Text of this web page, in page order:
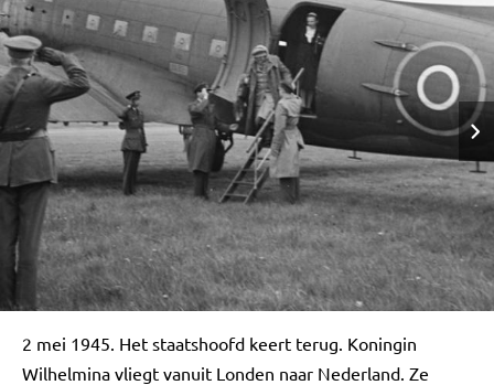
2 mei 1945. Het staatshoofd keert terug. Koningin
Wilhelmina vliegt vanuit Londen naar Nederland. Ze